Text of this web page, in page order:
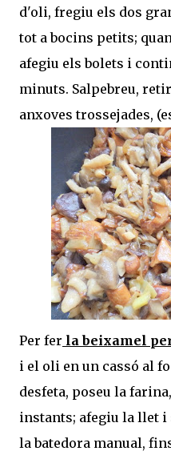
d'oli, fregiu els dos
tot a bocins petits;
afegiu els bolets i
minuts. Salpebreu,
anxoves trossejades,
Per fer la beixamel
i el oli en un cassó al
desfeta, poseu la
instants; afegiu la llet i
la batedora manual,